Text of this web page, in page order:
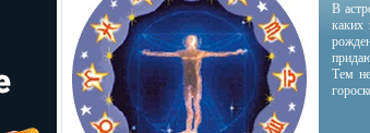
В
каких
Тем